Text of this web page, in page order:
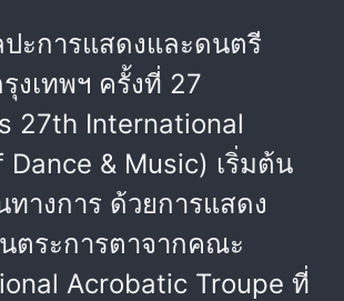
ะการแสดงและดนตรี
งเทพฯ ครั้งที่ 27
27th International
Dance & Music) เริ่มต้น
ทางการ ด้วยการแสดง
ตระการตาจากคณะ
Acrobatic Troupe ที่